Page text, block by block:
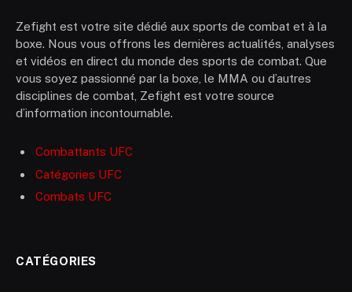
Zefight est votre site dédié aux sports de combat et à la
boxe. Nous vous offrons les dernières actualités, analyses
et vidéos en direct du monde des sports de combat. Que
vous soyez passionné par la boxe, le MMA ou d’autres
disciplines de combat, Zefight est votre source
d’information incontournable.
Combattants UFC
Catégories UFC
Combats UFC
CATÉGORIES